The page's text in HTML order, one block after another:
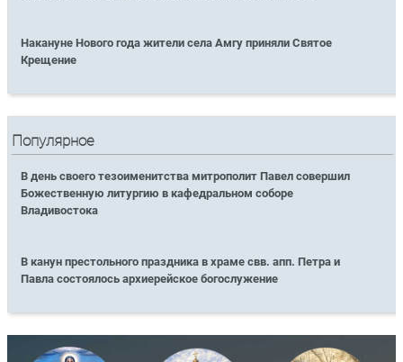
Накануне Нового года жители села Амгу приняли Святое
Крещение
Популярное
В день своего тезоименитства митрополит Павел совершил
Божественную литургию в кафедральном соборе
Владивостока
В канун престольного праздника в храме свв. апп. Петра и
Павла состоялось архиерейское богослужение